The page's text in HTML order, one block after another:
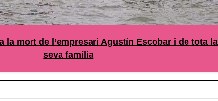
la mort de l’empresari Agustín Escobar i de tota la
seva família